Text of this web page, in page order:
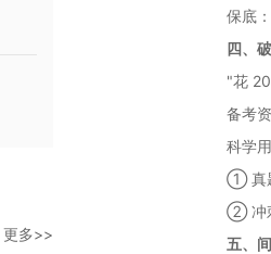
更多>>
保底
四、
"花
备考
科学
① 真
② 冲
五、